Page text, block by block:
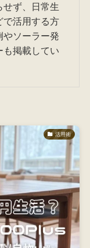
せず、日常生
で活用する方
やソーラー発
も掲載してい
活用術